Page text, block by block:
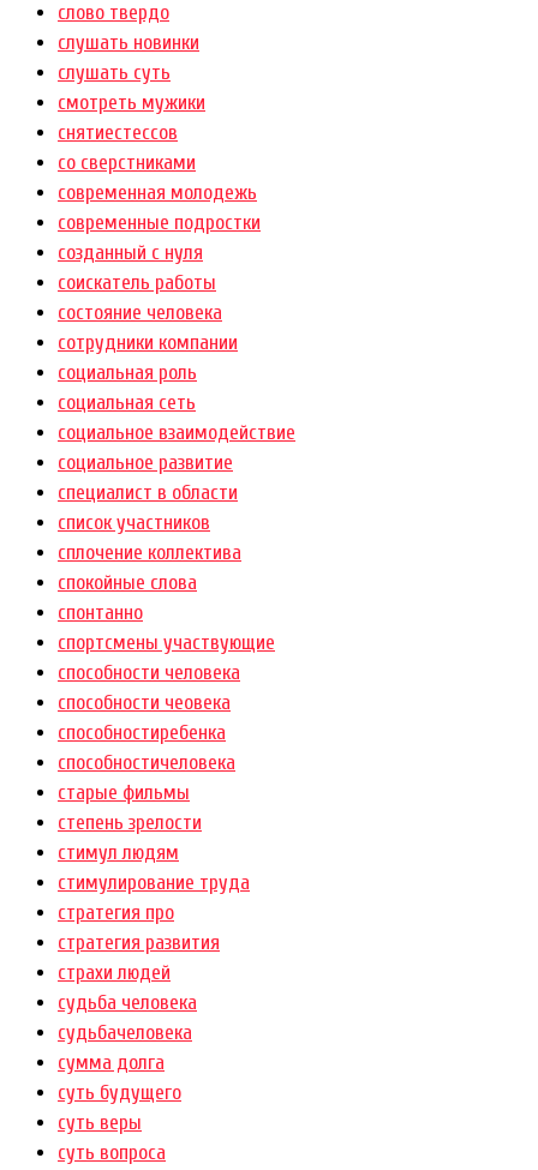
слово твердо
слушать новинки
слушать суть
смотреть мужики
снятиестессов
со сверстниками
современная молодежь
современные подростки
созданный с нуля
соискатель работы
состояние человека
сотрудники компании
социальная роль
социальная сеть
социальное взаимодействие
социальное развитие
специалист в области
список участников
сплочение коллектива
спокойные слова
спонтанно
спортсмены участвующие
способности человека
способности чеовека
способностиребенка
способностичеловека
старые фильмы
степень зрелости
стимул людям
стимулирование труда
стратегия про
стратегия развития
страхи людей
судьба человека
судьбачеловека
сумма долга
суть будущего
суть веры
суть вопроса